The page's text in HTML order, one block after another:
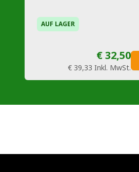
AUF LAGER
€ 32,50
€ 39,33 Inkl. MwSt.